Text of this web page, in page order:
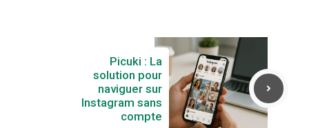
Picuki : La
solution pour
naviguer sur
Instagram sans
compte